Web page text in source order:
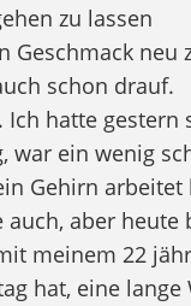
zu lassen
Geschmack neu
schon drauf.
Ich hatte gestern
war ein wenig
Gehirn
auch, aber
meinem 22
hat, eine lange